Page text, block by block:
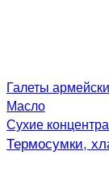
Галеты
Масло
Сухие
Термосумки,